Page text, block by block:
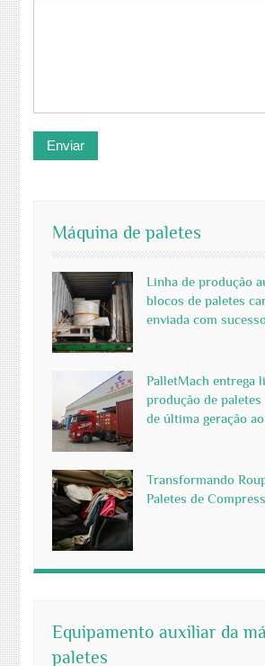
Máquina de paletes
Linha de produção
blocos de paletes
enviada com
PalletMach entrega
produção de
de última geração
Transformando
Paletes de
Equipamento auxiliar da
paletes